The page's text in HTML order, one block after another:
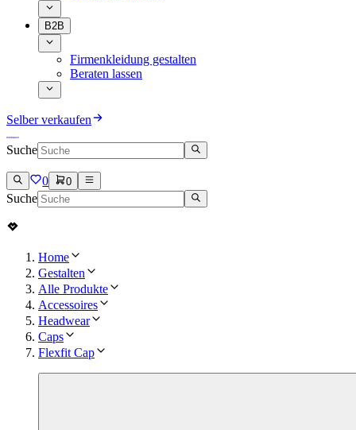
B2B
Firmenkleidung gestalten
Beraten lassen
Selber verkaufen
Suche
0 0
Suche
Home
Gestalten
Alle Produkte
Accessoires
Headwear
Caps
Flexfit Cap